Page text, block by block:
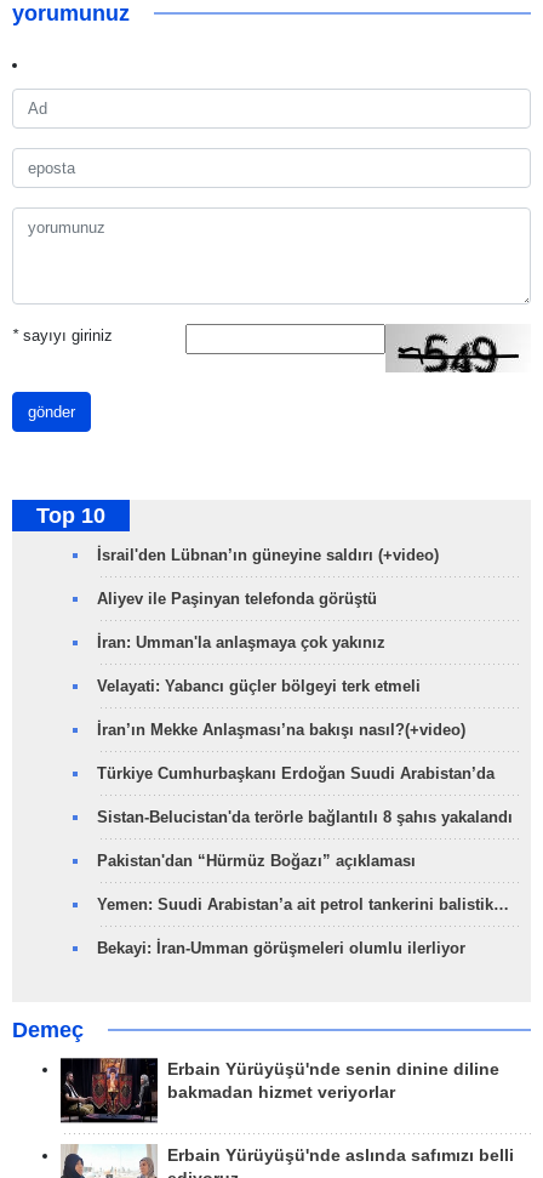
yorumunuz
*sayıyı giriniz
gönder
Top 10
İsrail'den Lübnan’ın güneyine saldırı (+video)
Aliyev ile Paşinyan telefonda görüştü
İran: Umman'la anlaşmaya çok yakınız
Velayati: Yabancı güçler bölgeyi terk etmeli
İran’ın Mekke Anlaşması’na bakışı nasıl?(+video)
Türkiye Cumhurbaşkanı Erdoğan Suudi Arabistan’da
Sistan-Belucistan'da terörle bağlantılı 8 şahıs yakalandı
Pakistan'dan “Hürmüz Boğazı” açıklaması
Yemen: Suudi Arabistan’a ait petrol tankerini balistik…
Bekayi: İran-Umman görüşmeleri olumlu ilerliyor
Demeç
Erbain Yürüyüşü'nde senin dinine diline
bakmadan hizmet veriyorlar
Erbain Yürüyüşü'nde aslında safımızı belli